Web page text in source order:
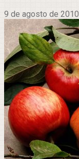
9 de agosto de 2010